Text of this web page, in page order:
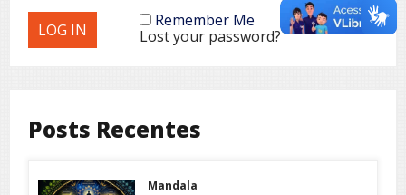
Remember Me
Lost your password?
Posts Recentes
Mandala